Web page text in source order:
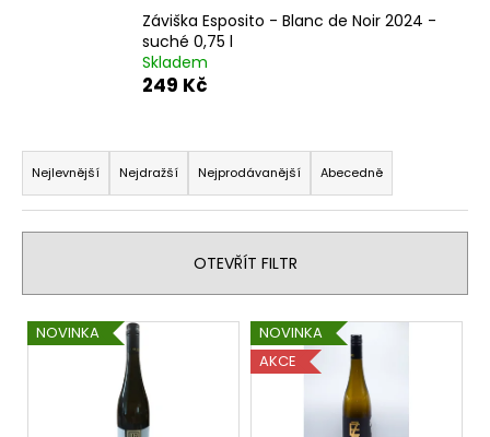
Záviška Esposito - Blanc de Noir 2024 -
suché 0,75 l
Skladem
249 Kč
Ř
a
z
e
í
p
r
Nejlevnější Nejdražší Nejprodávanější Abecedně
OTEVŘÍT FILTR
V
ý
NOVINKA
NOVINKA
AKCE
í
t
?